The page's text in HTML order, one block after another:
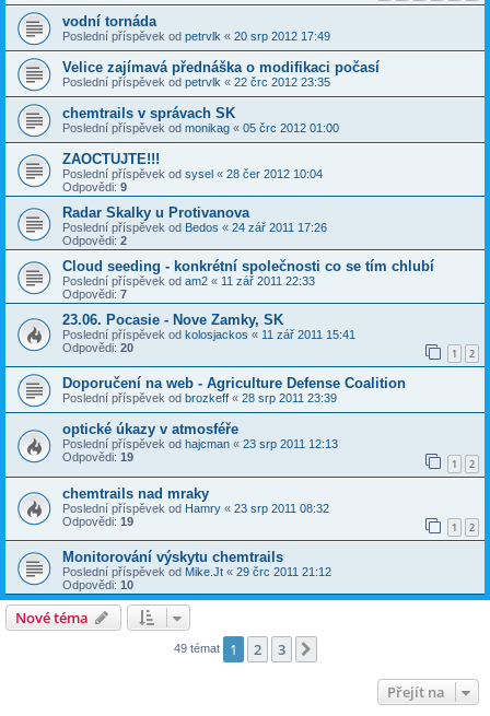
vodní tornáda
Poslední příspěvek od petrvlk « 20 srp 2012 17:49
Velice zajímavá přednáška o modifikaci počasí
Poslední příspěvek od petrvlk « 22 črc 2012 23:35
chemtrails v správach SK
Poslední příspěvek od monikag « 05 črc 2012 01:00
ZAOCTUJTE!!!
Poslední příspěvek od sysel « 28 čer 2012 10:04
Odpovědi: 9
Radar Skalky u Protivanova
Poslední příspěvek od Bedos « 24 zář 2011 17:26
Odpovědi: 2
Cloud seeding - konkrétní společnosti co se tím chlubí
Poslední příspěvek od am2 « 11 zář 2011 22:33
Odpovědi: 7
23.06. Pocasie - Nove Zamky, SK
Poslední příspěvek od kolosjackos « 11 zář 2011 15:41
Odpovědi: 20 1 2
Doporučení na web - Agriculture Defense Coalition
Poslední příspěvek od brozkeff « 28 srp 2011 23:39
optické úkazy v atmosféře
Poslední příspěvek od hajcman « 23 srp 2011 12:13
Odpovědi: 19 1 2
chemtrails nad mraky
Poslední příspěvek od Hamry « 23 srp 2011 08:32
Odpovědi: 19 1 2
Monitorování výskytu chemtrails
Poslední příspěvek od Mike.Jt « 29 črc 2011 21:12
Odpovědi: 10
Nové téma
49 témat 1 2 3
Přejít na